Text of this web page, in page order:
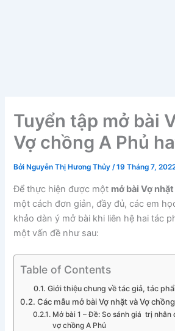
Tuyển tập mở bài
Vợ chồng A Phủ
Bởi Nguyễn Thị Hương Thủy/19 Tháng 7,
Để thực hiện được một mở bài Vợ
một cách đơn giản, đầy đủ, các em
khảo dàn ý mở bài khi liên hệ hai tác
một vấn đề như sau:
Table of Contents
Giới thiệu chung về tác giả, tác
Các mẫu mở bài Vợ nhặt và Vợ
Mở bài 1 – Đề: So sánh giá trị nhân
vợ chồng A Phủ